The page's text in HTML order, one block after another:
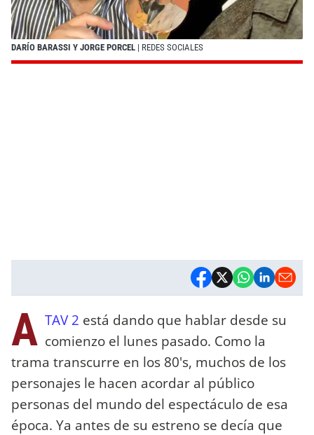
DARÍO BARASSI Y JORGE PORCEL | REDES SOCIALES
A TAV 2 está dando que hablar desde su
comienzo el lunes pasado. Como la
trama transcurre en los 80's, muchos de los
personajes le hacen acordar al público
personas del mundo del espectáculo de esa
época. Ya antes de su estreno se decía que